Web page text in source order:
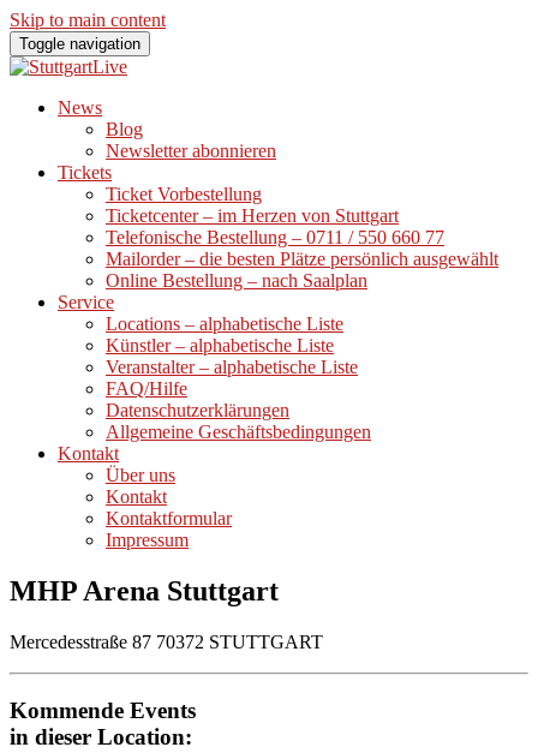
Skip to main content
Toggle navigation
News
Blog
Newsletter abonnieren
Tickets
Ticket Vorbestellung
Ticketcenter – im Herzen von Stuttgart
Telefonische Bestellung – 0711 / 550 660 77
Mailorder – die besten Plätze persönlich ausgewählt
Online Bestellung – nach Saalplan
Service
Locations – alphabetische Liste
Künstler – alphabetische Liste
Veranstalter – alphabetische Liste
FAQ/Hilfe
Datenschutzerklärungen
Allgemeine Geschäftsbedingungen
Kontakt
Über uns
Kontakt
Kontaktformular
Impressum
MHP Arena Stuttgart
Mercedesstraße 87 70372 STUTTGART
Kommende Events
in dieser Location: